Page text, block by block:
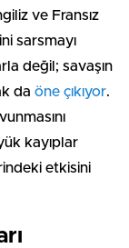
ve Fransız
sarsmayı
değil; savaşın
da öne çıkıyor.
kayıplar
etkisini